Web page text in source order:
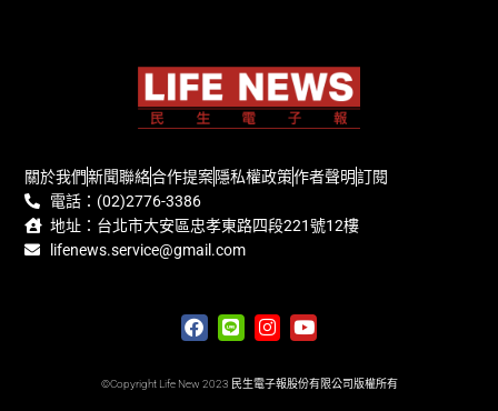
關於我們新聞聯絡合作提案隱私權政策作者聲明訂閱
電話：(02)2776-3386
地址：台北市大安區忠孝東路四段221號12樓
lifenews.service@gmail.com
©Copyright Life New 2023 民生電子報股份有限公司版權所有